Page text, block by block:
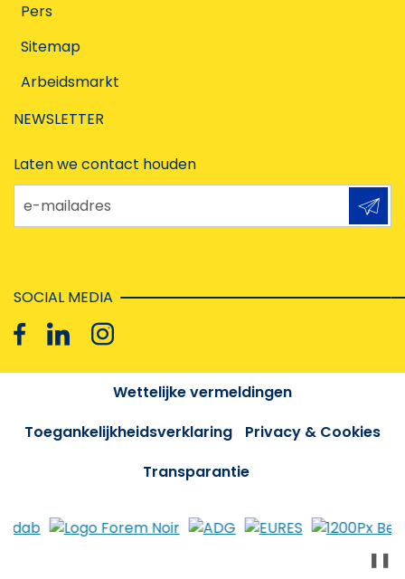
Pers
Sitemap
Arbeidsmarkt
NEWSLETTER
Laten we contact houden
e-mailadres
SOCIAL MEDIA
Wettelijke vermeldingen
Toegankelijkheidsverklaring
Privacy & Cookies
Transparantie
❚❚